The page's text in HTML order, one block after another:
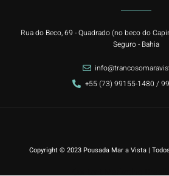
Rua do Beco, 69 - Quadrado (no beco do
Seguro - Bahia
+55 (73) 99155-1480 /
Copyright © 2023 Pousada Mar a Vista |